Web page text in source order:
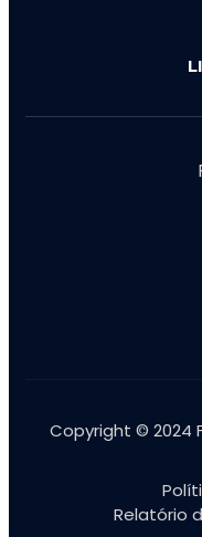
Copyright © 2024
Relatório